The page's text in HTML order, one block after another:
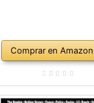
Comprar en Amazon